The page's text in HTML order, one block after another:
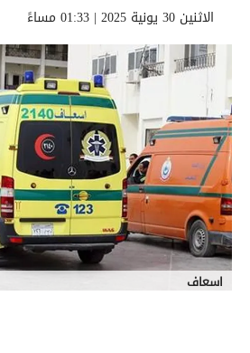
الاثنين 30 يونية 2025 | 01:33 مساءً
اسعاف